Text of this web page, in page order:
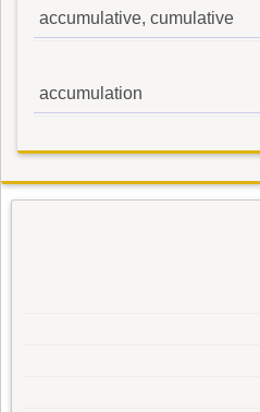
accumulative, cumulative
accumulation